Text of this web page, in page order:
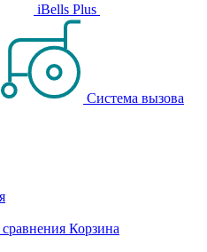
iBells Plus
Система вызова
Корзина